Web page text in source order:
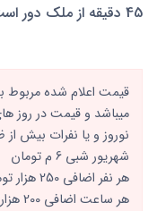
45 دقیقه از ملک دور است.
قیمت اعلام شده مربوط
میباشد و قیمت در روز
نوروز و یا نفرات بیش از
شهریور شبی 6 م تومان
هر نفر اضافی 250 هزار تومن به کرایه اضافه میشود.
هر ساعت اضافی 200 هزارتومان بر اجاره کل اضافه می‌شود